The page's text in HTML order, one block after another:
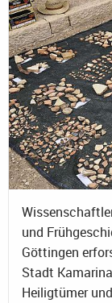
und
Göttingen
Stadt
Heiligtümer